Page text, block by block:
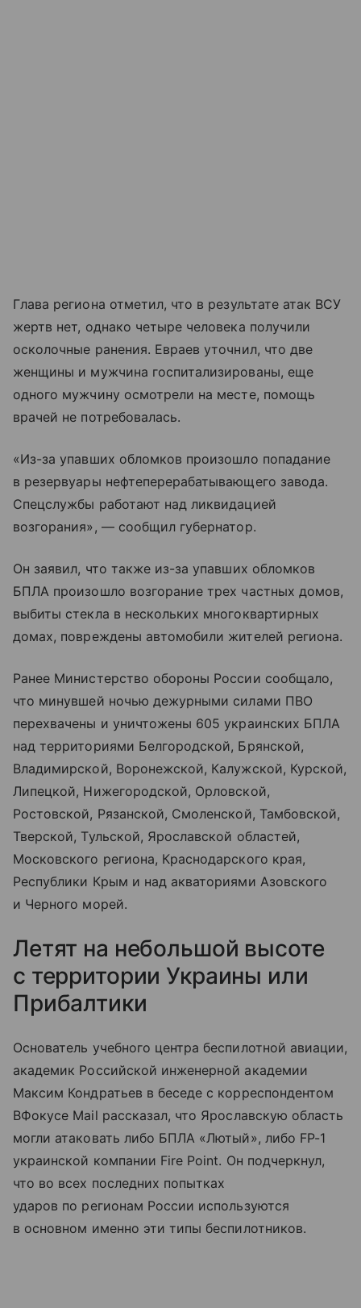
Глава региона отметил, что в результате атак ВСУ
жертв нет, однако четыре человека получили
осколочные ранения. Евраев уточнил, что две
женщины и мужчина госпитализированы, еще
одного мужчину осмотрели на месте, помощь
врачей не потребовалась.
«Из-за упавших обломков произошло попадание
в резервуары нефтеперерабатывающего завода.
Спецслужбы работают над ликвидацией
возгорания», — сообщил губернатор.
Он заявил, что также из-за упавших обломков
БПЛА произошло возгорание трех частных домов,
выбиты стекла в нескольких многоквартирных
домах, повреждены автомобили жителей региона.
Ранее Министерство обороны России сообщало,
что минувшей ночью дежурными силами ПВО
перехвачены и уничтожены 605 украинских БПЛА
над территориями Белгородской, Брянской,
Владимирской, Воронежской, Калужской, Курской,
Липецкой, Нижегородской, Орловской,
Ростовской, Рязанской, Смоленской, Тамбовской,
Тверской, Тульской, Ярославской областей,
Московского региона, Краснодарского края,
Республики Крым и над акваториями Азовского
и Черного морей.
Летят на небольшой высоте
с территории Украины или
Прибалтики
Основатель учебного центра беспилотной авиации,
академик Российской инженерной академии
Максим Кондратьев в беседе с корреспондентом
ВФокусе Mail рассказал, что Ярославскую область
могли атаковать либо БПЛА «Лютый», либо FP-1
украинской компании Fire Point. Он подчеркнул,
что во всех последних попытках
ударов по регионам России используются
в основном именно эти типы беспилотников.